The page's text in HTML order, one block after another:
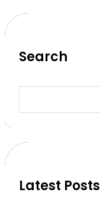
Search
a
c
Latest Posts